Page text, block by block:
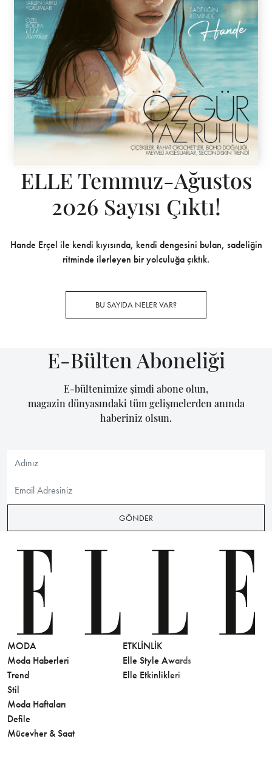
ELLE Temmuz-Ağustos
2026 Sayısı Çıktı!
Hande Erçel ile kendi kıyısında, kendi dengesini bulan, sadeliğin
ritminde ilerleyen bir yolculuğa çıktık.
BU SAYIDA NELER VAR?
E-Bülten Aboneliği
E-bültenimize şimdi abone olun,
magazin dünyasındaki tüm gelişmelerden anında
haberiniz olsun.
GÖNDER
MODA
Moda Haberleri
Trend
Stil
Moda Haftaları
Defile
Mücevher & Saat
ETKLINLIK
Elle Style Awards
Elle Etkinlikleri